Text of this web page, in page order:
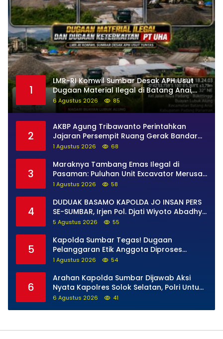
1
LMR-RI Komwil Sumbar Desak APH Usut
Dugaan Material Ilegal di Batang Anai,
Dugaan Keterkaitan PT UHA Diminta
Diselidiki Tuntas
6 Agustus 2026 85
2
AKBP Agung Tribawanto Perintahkan
Jajaran Persempit Ruang Gerak Bandar
Narkoba di Pasaman Barat
1 Agustus 2026 68
3
Maraknya Tambang Emas Ilegal di
Pasaman: Puluhan Unit Excavator Merusak
Alam, di Kawasan Muaro Sungai Lolo
1 Agustus 2026 58
4
DUDUAK BASAMO KAPOLDA JO INSAN PERS
SE-SUMBAR, Irjen Pol. Djati Wiyoto Abadhy
Tegaskan Tak Ada Ruang bagi Pelanggar
5 Agustus 2026 55
5
Kapolda Sumbar Tegas! Dugaan
Pelanggaran Etik Anggota Diproses
Tanpa Pandang Bulu, Sidang Etik AKBP F
1 Agustus 2026 54
6
Arahan Kapolda Sumbar Dijawab Aksi
Nyata Kapolres Solok Selatan, Polri Untuk
Masyarakat Bukan Sekadar Slogan
6 Agustus 2026 41